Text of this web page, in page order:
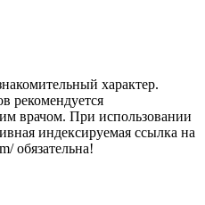
характер.
рекомендуется
врачом. При использовании
индексируемая ссылка на
обязательна!